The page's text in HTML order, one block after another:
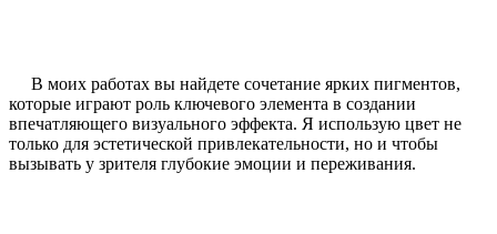
В моих работах вы найдете сочетание ярких пигментов,
которые играют роль ключевого элемента в создании
впечатляющего визуального эффекта. Я использую цвет не
только для эстетической привлекательности, но и чтобы
вызывать у зрителя глубокие эмоции и переживания.